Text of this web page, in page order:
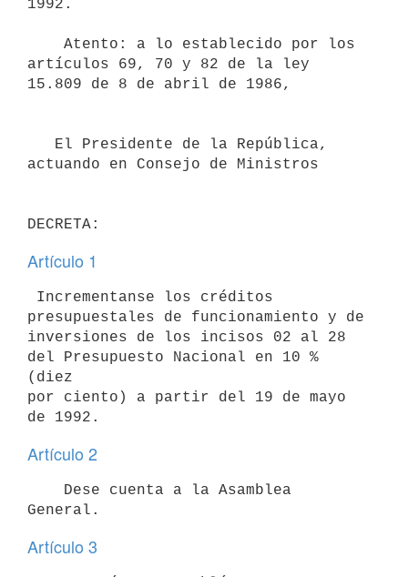
1992.
artículos 69, 70 y 82 de la ley
15.809 de 8 de abril de 1986,
actuando en Consejo de Ministros
Artículo 1
presupuestales de funcionamiento y de
inversiones de los incisos 02 al 28
del Presupuesto Nacional en 10 %
(diez
por ciento) a partir del 19 de mayo
Artículo 2
Artículo 3